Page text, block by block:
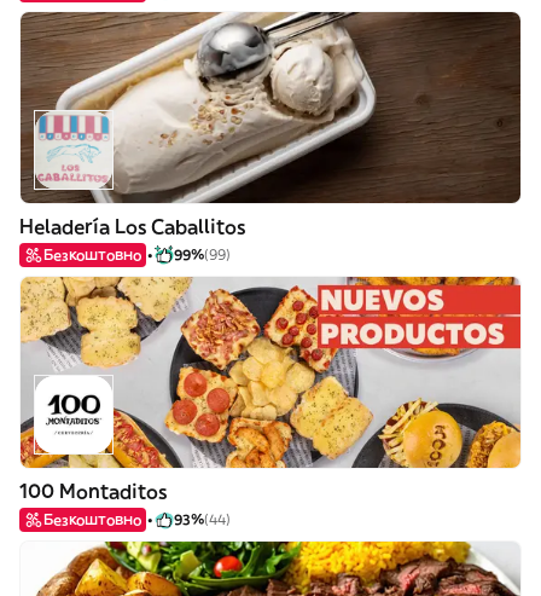
Heladería Los Caballitos
Безкоштовно 99%(99)
100 Montaditos
Безкоштовно 93%(44)